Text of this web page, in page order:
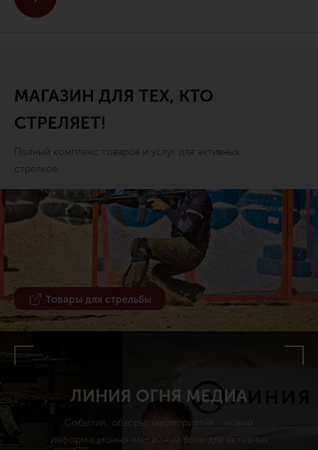
ЛИНИЯ ОГНЯ МЕДИА
События, обзоры, мероприятия - новый
информационно-медийный блок для активных
МАГАЗИН ДЛЯ ТЕХ, КТО
СТРЕЛЯЕТ!
Полный комплекс товаров и услуг для активных
стрелков.
Товары для стрельбы